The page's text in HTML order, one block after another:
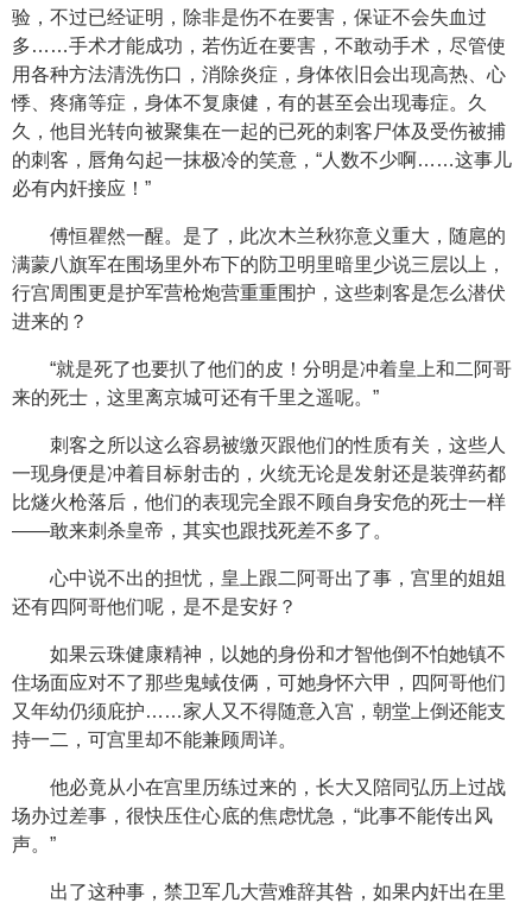
验，不过已经证明，除非是伤不在要害，保证不会失血过
多……手术才能成功，若伤近在要害，不敢动手术，尽管使
用各种方法清洗伤口，消除炎症，身体依旧会出现高热、心
悸、疼痛等症，身体不复康健，有的甚至会出现毒症。久
久，他目光转向被聚集在一起的已死的刺客尸体及受伤被捕
的刺客，唇角勾起一抹极冷的笑意，“人数不少啊……这事儿
必有内奸接应！”
傅恒瞿然一醒。是了，此次木兰秋狝意义重大，随扈的
满蒙八旗军在围场里外布下的防卫明里暗里少说三层以上，
行宫周围更是护军营枪炮营重重围护，这些刺客是怎么潜伏
进来的？
“就是死了也要扒了他们的皮！分明是冲着皇上和二阿哥
来的死士，这里离京城可还有千里之遥呢。”
刺客之所以这么容易被缴灭跟他们的性质有关，这些人
一现身便是冲着目标射击的，火统无论是发射还是装弹药都
比燧火枪落后，他们的表现完全跟不顾自身安危的死士一样
——敢来刺杀皇帝，其实也跟找死差不多了。
心中说不出的担忧，皇上跟二阿哥出了事，宫里的姐姐
还有四阿哥他们呢，是不是安好？
如果云珠健康精神，以她的身份和才智他倒不怕她镇不
住场面应对不了那些鬼蜮伎俩，可她身怀六甲，四阿哥他们
又年幼仍须庇护……家人又不得随意入宫，朝堂上倒还能支
持一二，可宫里却不能兼顾周详。
他必竟从小在宫里历练过来的，长大又陪同弘历上过战
场办过差事，很快压住心底的焦虑忧急，“此事不能传出风
声。”
出了这种事，禁卫军几大营难辞其咎，如果内奸出在里